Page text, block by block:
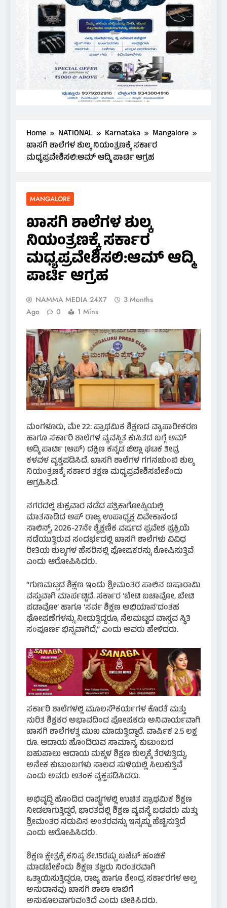
Home NATIONAL Karnataka
Mangalore
ಖಾಸಗಿ ಶಾಲೆಗಳ ಶುಲ್ಕ ನಿಯಂತ್ರಣಕ್ಕೆ ಸರ್ಕಾರ
ಮಧ್ಯಪ್ರವೇಶಿಸಲಿ:ಆಮ್ ಆದ್ಮಿ ಪಾರ್ಟಿ ಆಗ್ರಹ
MANGALORE
ಖಾಸಗಿ ಶಾಲೆಗಳ ಶುಲ್ಕ
ನಿಯಂತ್ರಣಕ್ಕೆ ಸರ್ಕಾರ
ಮಧ್ಯಪ್ರವೇಶಿಸಲಿ:ಆಮ್ ಆದ್ಮಿ
ಪಾರ್ಟಿ ಆಗ್ರಹ
NAMMA MEDIA 24X7
3 Months
Ago
0 1 Mins
ಮಂಗಳೂರು, ಮೇ 22: ಪ್ರಾಥಮಿಕ ಶಿಕ್ಷಣದ ವ್ಯಾಪಾರೀಕರಣ
ಹಾಗೂ ಸರ್ಕಾರಿ ಶಾಲೆಗಳ ವ್ಯವಸ್ಥಿತ ಕುಸಿತದ ಬಗ್ಗೆ ಆಮ್‌
ಆದ್ಮಿ ಪಾರ್ಟಿ (ಆಪ್‌) ದಕ್ಷಿಣ ಕನ್ನಡ ಜಿಲ್ಲಾ ಘಟಕ ತೀವ್ರ
ಕಳವಳ ವ್ಯಕ್ತಪಡಿಸಿದೆ. ಖಾಸಗಿ ಶಾಲೆಗಳ ಗಗನಚುಂಬಿ ಶುಲ್ಕ
ನಿಯಂತ್ರಣಕ್ಕೆ ಸರ್ಕಾರ ತಕ್ಷಣ ಮಧ್ಯಪ್ರವೇಶಿಸಬೇಕೆಂದು
ಆಗ್ರಹಿಸಿದೆ.
ನಗರದಲ್ಲಿ ಶುಕ್ರವಾರ ನಡೆದ ಪತ್ರಿಕಾಗೋಷ್ಠಿಯಲ್ಲಿ
ಮಾತನಾಡಿದ ಆಪ್‌ ರಾಜ್ಯ ಉಪಾಧ್ಯಕ್ಷ ವಿವೇಕಾನಂದ
ಸಾಲಿನ್ಸ್‌, 2026-27ನೇ ಶೈಕ್ಷಣಿಕ ವರ್ಷದ ಪ್ರವೇಶ ಪ್ರಕ್ರಿಯೆ
ನಡೆಯುತ್ತಿರುವ ಸಂದರ್ಭದಲ್ಲಿ ಖಾಸಗಿ ಶಾಲೆಗಳು ವಿವಿಧ
ರೀತಿಯ ಶುಲ್ಕಗಳ ಹೆಸರಿನಲ್ಲಿ ಪೋಷಕರನ್ನು ಶೋಷಿಸುತ್ತಿವೆ
ಎಂದು ಆರೋಪಿಸಿದರು.
“ಗುಣಮಟ್ಟದ ಶಿಕ್ಷಣ ಇಂದು ಶ್ರೀಮಂತರ ಪಾಲಿನ ಐಷಾರಾಮಿ
ವಸ್ತುವಾಗಿ ಮಾರ್ಪಟ್ಟಿದೆ. ಸರ್ಕಾರ ‘ಬೇಟಿ ಬಚಾವೋ, ಬೇಟಿ
ಪಡಾವೋ’ ಹಾಗೂ ‘ಸರ್ವ ಶಿಕ್ಷಣ ಅಭಿಯಾನ’ದಂತಹ
ಘೋಷಣೆಗಳನ್ನು ನೀಡುತ್ತಿದ್ದರೂ, ನೆಲಮಟ್ಟದ ವಾಸ್ತವ ಸ್ಥಿತಿ
ಸಂಪೂರ್ಣ ಭಿನ್ನವಾಗಿದೆ,” ಎಂದು ಅವರು ಹೇಳಿದರು.
ಸರ್ಕಾರಿ ಶಾಲೆಗಳಲ್ಲಿ ಮೂಲಸೌಕರ್ಯಗಳ ಕೊರತೆ ಮತ್ತು
ನುರಿತ ಶಿಕ್ಷಕರ ಅಭಾವದಿಂದ ಪೋಷಕರು ಅನಿವಾರ್ಯವಾಗಿ
ಖಾಸಗಿ ಶಾಲೆಗಳತ್ತ ಮುಖ ಮಾಡುತ್ತಿದ್ದಾರೆ. ವಾರ್ಷಿಕ 2.5 ಲಕ್ಷ
ರೂ. ಆದಾಯ ಹೊಂದಿರುವ ಸಾಮಾನ್ಯ ಕುಟುಂಬದ
ಬಹುಪಾಲು ಆದಾಯ ಮಕ್ಕಳ ಶಿಕ್ಷಣ ಶುಲ್ಕಕ್ಕೆ ತೆರಳುತ್ತಿದ್ದು,
ಅನೇಕ ಕುಟುಂಬಗಳು ಸಾಲದ ಸುಳಿಯಲ್ಲಿ ಸಿಲುಕುತ್ತಿವೆ
ಎಂದು ಅವರು ಆತಂಕ ವ್ಯಕ್ತಪಡಿಸಿದರು.
ಅಭಿವೃದ್ಧಿ ಹೊಂದಿದ ರಾಷ್ಟ್ರಗಳಲ್ಲಿ ಉಚಿತ ಪ್ರಾಥಮಿಕ ಶಿಕ್ಷಣ
ನೀಡಲಾಗುತ್ತಿದ್ದರೆ, ಭಾರತದಲ್ಲಿ ಶಿಕ್ಷಣ ವ್ಯವಸ್ಥೆ ಬಡವರು ಮತ್ತು
ಶ್ರೀಮಂತರ ನಡುವಿನ ಅಂತರವನ್ನು ಇನ್ನಷ್ಟು ಹೆಚ್ಚಿಸುತ್ತಿದೆ
ಎಂದು ಆರೋಪಿಸಿದರು.
ಶಿಕ್ಷಣ ಕ್ಷೇತ್ರಕ್ಕೆ ಕನಿಷ್ಠ ಶೇ.15ರಷ್ಟು ಬಜೆಟ್‌ ಹಂಚಿಕೆ
ಮಾಡಬೇಕೆಂದು ಶಿಕ್ಷಣ ತಜ್ಞರು ನಿರಂತರವಾಗಿ
ಒತ್ತಾಯಿಸುತ್ತಿದ್ದರೂ, ರಾಜ್ಯ ಹಾಗೂ ಕೇಂದ್ರ ಸರ್ಕಾರಗಳ ಅಲ್ಪ
ಅನುದಾನವು ಖಾಸಗಿ ಶಾಲಾ ಲಾಬಿಗೆ
ಅನುಕೂಲವಾಗುವಂತಿದೆ ಎಂದು ಟೀಕಿಸಿದರು.